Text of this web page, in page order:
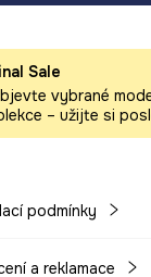
Sale
vybrané
– užijte si
podmínky
a reklamace